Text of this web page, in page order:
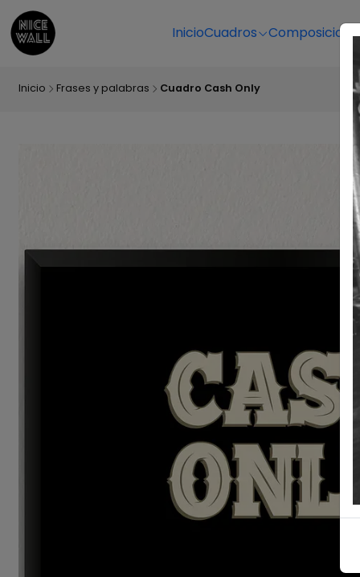
InicioCuadros
Inicio Frases y palabras Cuadro Cash Only